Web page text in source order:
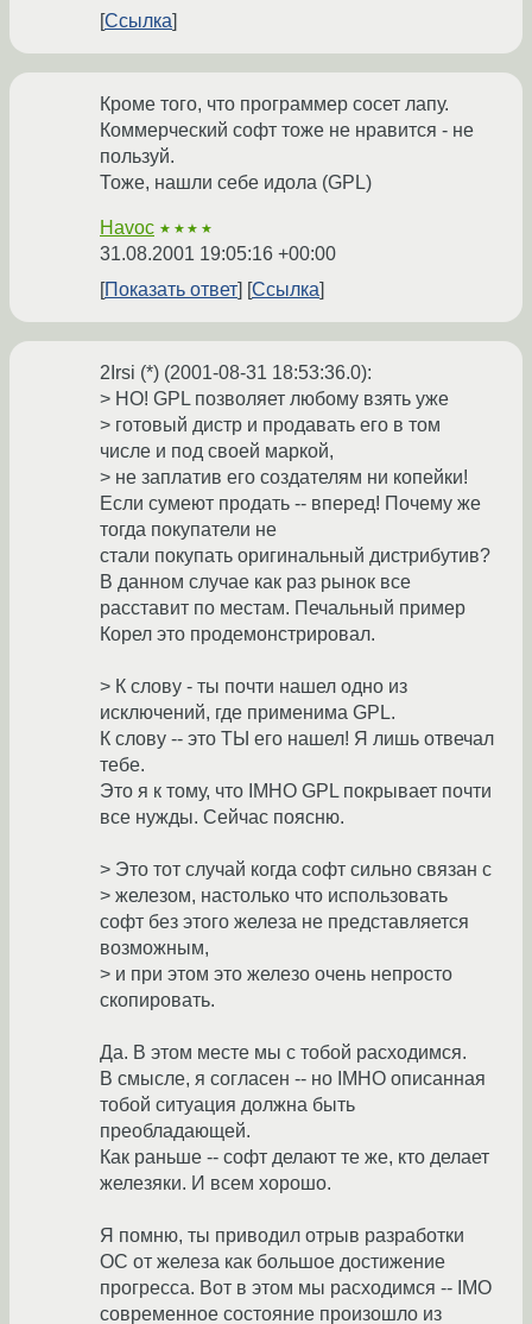
Ссылка
Кроме того, что программер сосет лапу.
Коммерческий софт тоже не нравится - не
пользуй.
Тоже, нашли себе идола (GPL)
Havoc ★★★★
31.08.2001 19:05:16 +00:00
Показать ответ
Ссылка
2Irsi (*) (2001-08-31 18:53:36.0):
> НО! GPL позволяет любому взять уже
> готовый дистр и продавать его в том
числе и под своей маркой,
> не заплатив его создателям ни копейки!
Если сумеют продать -- вперед! Почему же
тогда покупатели не
стали покупать оригинальный дистрибутив?
В данном случае как раз рынок все
расставит по местам. Печальный пример
Корел это продемонстрировал.
> К слову - ты почти нашел одно из
исключений, где применима GPL.
К слову -- это ТЫ его нашел! Я лишь отвечал
тебе.
Это я к тому, что IMHO GPL покрывает почти
все нужды. Сейчас поясню.
> Это тот случай когда софт сильно связан с
> железом, настолько что использовать
софт без этого железа не представляется
возможным,
> и при этом это железо очень непросто
скопировать.
Да. В этом месте мы с тобой расходимся.
В смысле, я согласен -- но IMHO описанная
тобой ситуация должна быть
преобладающей.
Как раньше -- софт делают те же, кто делает
железяки. И всем хорошо.
Я помню, ты приводил отрыв разработки
ОС от железа как большое достижение
прогресса. Вот в этом мы расходимся -- IMO
современное состояние произошло из